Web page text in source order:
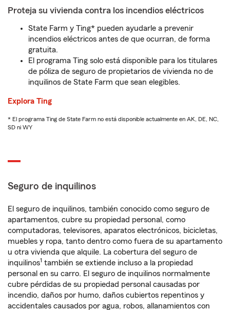
Proteja su vivienda contra los incendios eléctricos
State Farm y Ting* pueden ayudarle a prevenir
incendios eléctricos antes de que ocurran, de forma
gratuita.
El programa Ting solo está disponible para los titulares
de póliza de seguro de propietarios de vivienda no de
inquilinos de State Farm que sean elegibles.
Explora Ting
* El programa Ting de State Farm no está disponible actualmente en AK, DE, NC,
SD ni WY
Seguro de inquilinos
El seguro de inquilinos, también conocido como seguro de
apartamentos, cubre su propiedad personal, como
computadoras, televisores, aparatos electrónicos, bicicletas,
muebles y ropa, tanto dentro como fuera de su apartamento
u otra vivienda que alquile. La cobertura del seguro de
inquilinos1 también se extiende incluso a la propiedad
personal en su carro. El seguro de inquilinos normalmente
cubre pérdidas de su propiedad personal causadas por
incendio, daños por humo, daños cubiertos repentinos y
accidentales causados por agua, robos, allanamientos con